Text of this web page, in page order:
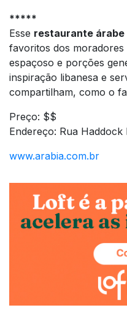
*****
Esse restaurante árabe
favoritos dos
espaçoso e porções
inspiração libanesa e
compartilham, como o
Preço: $$
Endereço: Rua Haddock
www.arabia.com.br